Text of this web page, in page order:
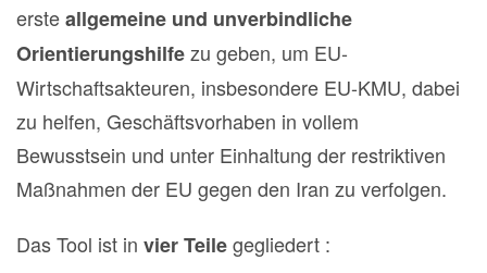
ersteallgemeine und unverbindliche
Orientierungshilfezu geben, um EU-
Wirtschaftsakteuren, insbesondere EU-KMU, dabei
zu helfen, Geschäftsvorhaben in vollem
Bewusstsein und unter Einhaltung der restriktiven
Maßnahmen der EU gegen den Iran zu verfolgen.
Das Tool ist in vier Teilegegliedert :